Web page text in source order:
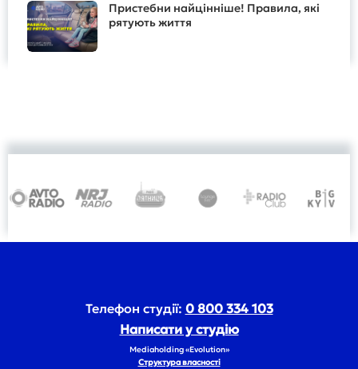
Пристебни найцінніше! Правила, які
рятують життя
Телефон студії: 0 800 334 103
Написати у студію
Mediaholding «Evolution»
Структура власності